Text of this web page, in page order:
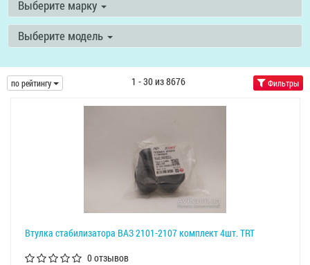
Выберите марку
Выберите модель
по рейтингу 1 - 30 из 8676 Фильтры
Втулка стабилизатора ВАЗ 2101-2107 комплект 4шт. TRT
0 отзывов